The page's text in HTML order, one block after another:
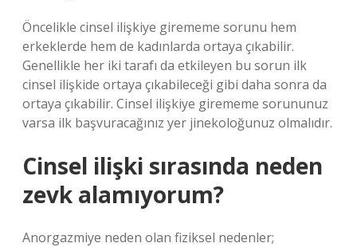
Öncelikle cinsel ilişkiye girememe sorunu hem
erkeklerde hem de kadınlarda ortaya çıkabilir.
Genellikle her iki tarafı da etkileyen bu sorun ilk
cinsel ilişkide ortaya çıkabileceği gibi daha sonra da
ortaya çıkabilir. Cinsel ilişkiye girememe sorununuz
varsa ilk başvuracağınız yer jinekoloğunuz olmalıdır.
Cinsel ilişki sırasında neden
zevk alamıyorum?
Anorgazmiye neden olan fiziksel nedenler;